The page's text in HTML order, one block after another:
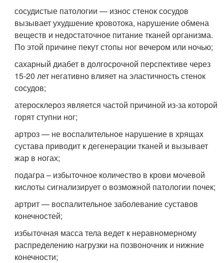
сосудистые патологии — износ стенок сосудов
вызывает ухудшение кровотока, нарушение обмена
веществ и недостаточное питание тканей организма.
По этой причине пекут стопы ног вечером или ночью;
сахарный диабет в долгосрочной перспективе через
15-20 лет негативно влияет на эластичность стенок
сосудов;
атеросклероз является частой причиной из-за которой
горят ступни ног;
артроз — не воспалительное нарушение в хрящах
сустава приводит к дегенерации тканей и вызывает
жар в ногах;
подагра – избыточное количество в крови мочевой
кислоты сигнализирует о возможной патологии почек;
артрит — воспалительное заболевание суставов
конечностей;
избыточная масса тела ведет к неравномерному
распределению нагрузки на позвоночник и нижние
конечности;